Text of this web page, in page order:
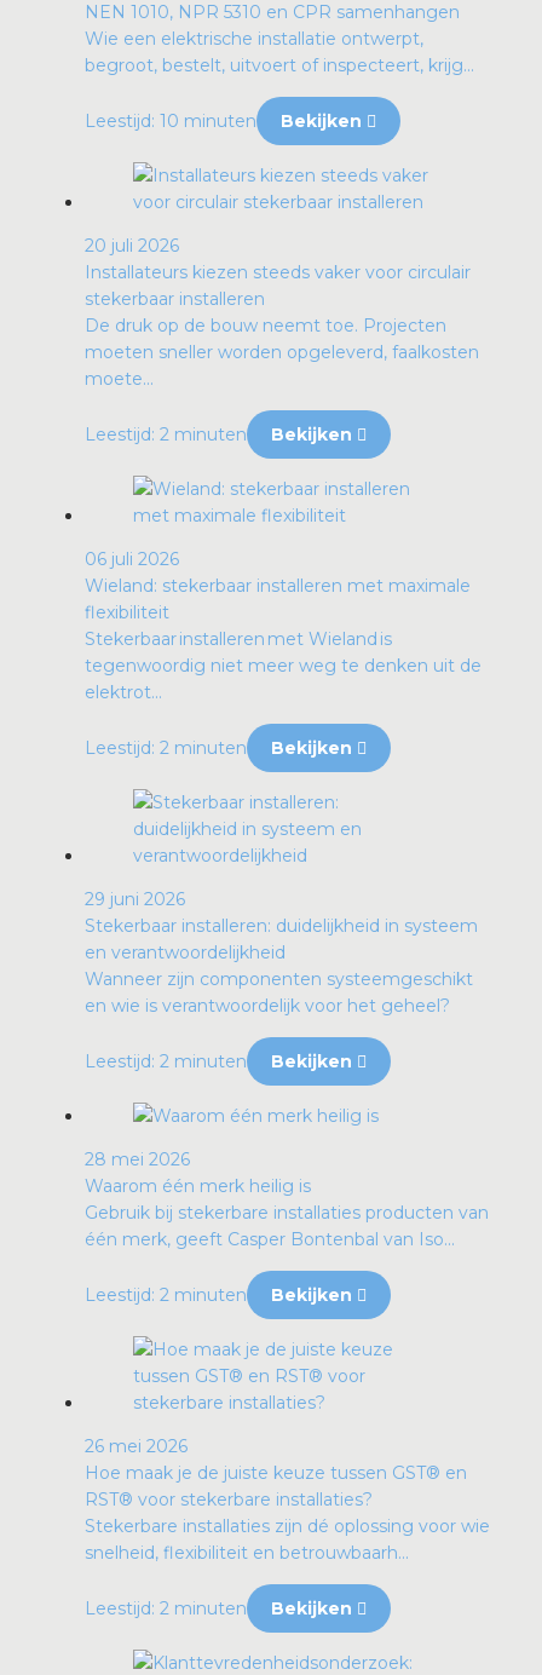
NEN 1010, NPR 5310 en CPR samenhangen
Wie een elektrische installatie ontwerpt,
begroot, bestelt, uitvoert of inspecteert, krijg...
Leestijd: 10 minuten Bekijken
20 juli 2026
Installateurs kiezen steeds vaker voor circulair
stekerbaar installeren
De druk op de bouw neemt toe. Projecten
moeten sneller worden opgeleverd, faalkosten
moete...
Leestijd: 2 minuten Bekijken
06 juli 2026
Wieland: stekerbaar installeren met maximale
flexibiliteit
Stekerbaar installeren met Wieland is
tegenwoordig niet meer weg te denken uit de
elektrot...
Leestijd: 2 minuten Bekijken
29 juni 2026
Stekerbaar installeren: duidelijkheid in systeem
en verantwoordelijkheid
Wanneer zijn componenten systeemgeschikt
en wie is verantwoordelijk voor het geheel?
Leestijd: 2 minuten Bekijken
28 mei 2026
Waarom één merk heilig is
Gebruik bij stekerbare installaties producten van
één merk, geeft Casper Bontenbal van Iso...
Leestijd: 2 minuten Bekijken
26 mei 2026
Hoe maak je de juiste keuze tussen GST® en
RST® voor stekerbare installaties?
Stekerbare installaties zijn dé oplossing voor wie
snelheid, flexibiliteit en betrouwbaarh...
Leestijd: 2 minuten Bekijken